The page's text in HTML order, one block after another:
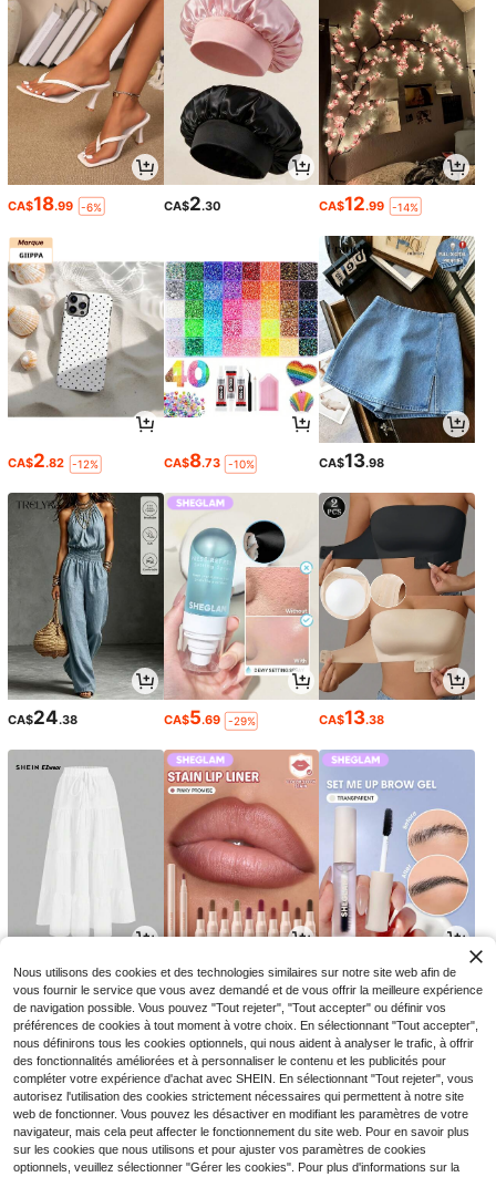
CA$18.99 -6% CA$2.30 CA$12.99 -14%
CA$2.82 -12% CA$8.73 -10% CA$13.98
CA$24.38 CA$5.69 -29% CA$13.38
CA$19.88 CA$4.74 -14% CA$5.69 -24%
Nous utilisons des cookies et des technologies similaires sur notre site web afin de
vous fournir le service que vous avez demandé et de vous offrir la meilleure expérience
de navigation possible. Vous pouvez "Tout rejeter", "Tout accepter" ou définir vos
préférences de cookies à tout moment à votre choix. En sélectionnant "Tout accepter",
nous définirons tous les cookies optionnels, qui nous aident à analyser le trafic, à offrir
des fonctionnalités améliorées et à personnaliser le contenu et les publicités pour
compléter votre expérience d'achat avec SHEIN. En sélectionnant "Tout rejeter", vous
autorisez l'utilisation des cookies strictement nécessaires qui permettent à notre site
web de fonctionner. Vous pouvez les désactiver en modifiant les paramètres de votre
navigateur, mais cela peut affecter le fonctionnement du site web. Pour en savoir plus
sur les cookies que nous utilisons et pour ajuster vos paramètres de cookies
optionnels, veuillez sélectionner "Gérer les cookies". Pour plus d'informations sur la